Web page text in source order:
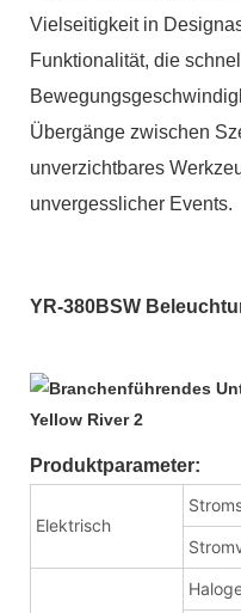
Vielseitigkeit in
Funktionalität, die
Übergänge zwischen
unverzichtbares
unvergesslicher Events.
YR-380BSW
Produktparameter:
Elektrisch